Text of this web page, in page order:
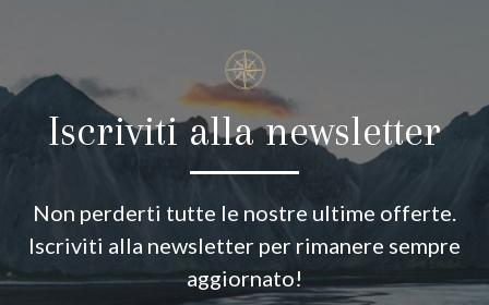
Iscriviti alla newsletter
Non perderti tutte le nostre ultime offerte.
Iscriviti alla newsletter per rimanere sempre
aggiornato!